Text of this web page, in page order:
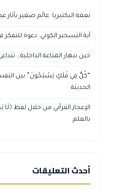
نعمة البكتيريا: عالَم صغير بآثار
آية التسخير الكوني: دعوة للتفكر
حين تنهار المناعة الداخلية…
“كُلٌّ فِي فَلَكٍ يَسْبَحُونَ” بين
الحديثة
الإعجاز القرآني من خلال لفظ
بالعلم
أحدث التعليقات